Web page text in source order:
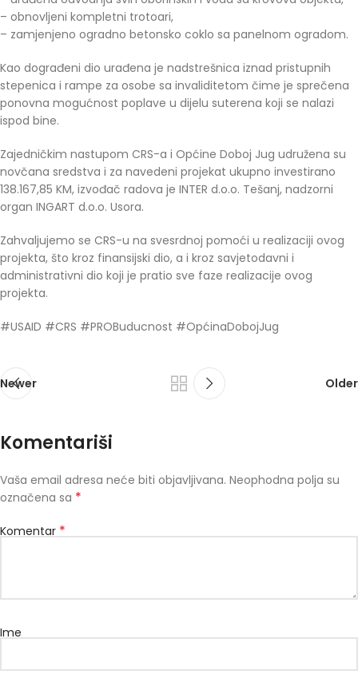
– obnovljeni kompletni trotoari,
– zamjenjeno ogradno betonsko coklo sa panelnom ogradom.
Kao dograđeni dio urađena je nadstrešnica iznad pristupnih
stepenica i rampe za osobe sa invaliditetom čime je sprečena
ponovna mogućnost poplave u dijelu suterena koji se nalazi
ispod bine.
Zajedničkim nastupom CRS-a i Općine Doboj Jug udružena su
novčana sredstva i za navedeni projekat ukupno investirano
138.167,85 KM, izvođač radova je INTER d.o.o. Tešanj, nadzorni
organ INGART d.o.o. Usora.
Zahvaljujemo se CRS-u na svesrdnoj pomoći u realizaciji ovog
projekta, što kroz finansijski dio, a i kroz savjetodavni i
administrativni dio koji je pratio sve faze realizacije ovog
projekta.
#USAID #CRS #PROBuducnost #OpćinaDobojJug
Newer Older
Komentariši
Vaša email adresa neće biti objavljivana. Neophodna polja su
označena sa *
Komentar *
Ime